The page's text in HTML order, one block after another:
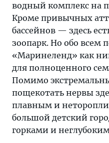
водный комплекс на
Кроме привычных
бассейнов — здесь
зоопарк. Но обо всем
«Маринеленд» как
для полноценного
Помимо
пощекотать нервы
плавным и
большой детский
горками и